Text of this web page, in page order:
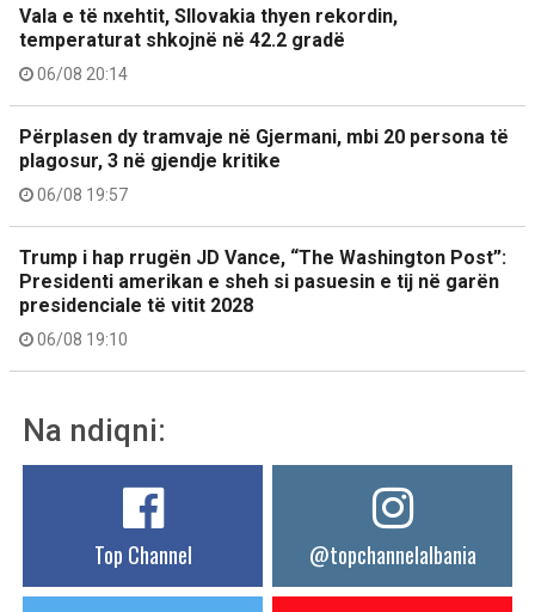
Vala e të nxehtit, Sllovakia thyen rekordin,
temperaturat shkojnë në 42.2 gradë
06/08 20:14
Përplasen dy tramvaje në Gjermani, mbi 20 persona të
plagosur, 3 në gjendje kritike
06/08 19:57
Trump i hap rrugën JD Vance, “The Washington Post”:
Presidenti amerikan e sheh si pasuesin e tij në garën
presidenciale të vitit 2028
06/08 19:10
Na ndiqni:
Top Channel @topchannelalbania